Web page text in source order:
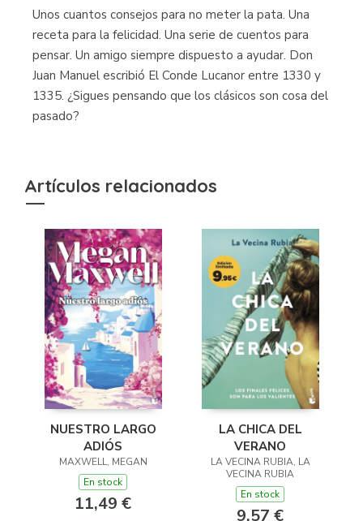
Unos cuantos consejos para no meter la pata. Una
receta para la felicidad. Una serie de cuentos para
pensar. Un amigo siempre dispuesto a ayudar. Don
Juan Manuel escribió El Conde Lucanor entre 1330 y
1335. ¿Sigues pensando que los clásicos son cosa del
pasado?
Artículos relacionados
NUESTRO LARGO
ADIÓS
MAXWELL, MEGAN
En stock
11,49 €
LA CHICA DEL
VERANO
LA VECINA RUBIA, LA
VECINA RUBIA
En stock
9,57 €